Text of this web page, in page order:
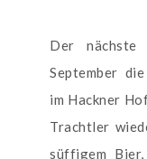
Der
September
im Hackner
Trachtler
süffigem